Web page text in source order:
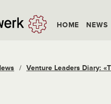
HOME NEWS
/ Venture Leaders Diary: